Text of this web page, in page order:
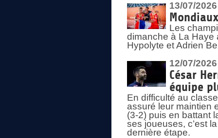
13/07/2026
Les
dimanche à La Haye
Hypolyte et Adrien
12/07/2026
César
équipe
En difficulté au
assuré leur maintien
(3-2) puis en battant
ses joueuses, c’est
dernière étape.